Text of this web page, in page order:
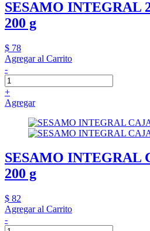
SESAMO INTEGRAL
200 g
$ 78
Agregar al Carrito
-
+
Agregar
SESAMO INTEGRAL
200 g
$ 82
Agregar al Carrito
-